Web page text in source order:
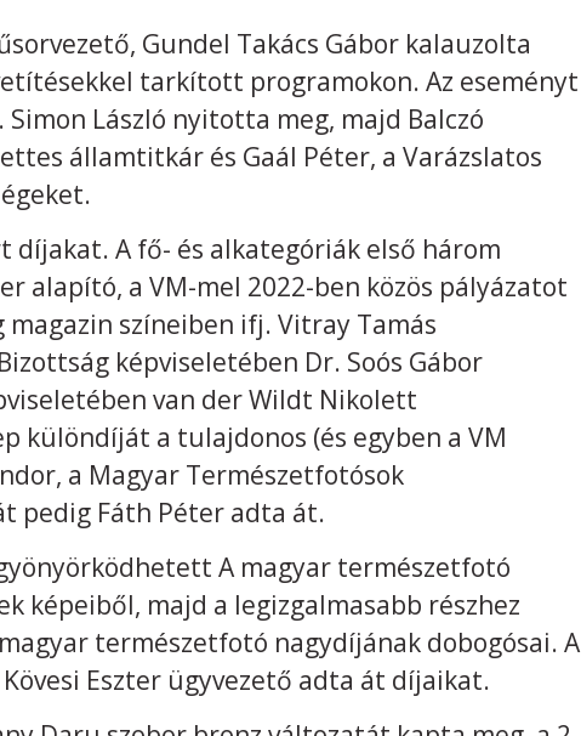
Gundel Takács Gábor kalauzolta
tarkított programokon. Az eseményt
László nyitotta meg, majd Balczó
államtitkár és Gaál Péter, a Varázslatos
díjakat. A fő- és alkategóriák első három
alapító, a VM-mel 2022-ben közös pályázatot
színeiben ifj. Vitray Tamás
képviseletében Dr. Soós Gábor
van der Wildt Nikolett
a tulajdonos (és egyben a VM
a Magyar Természetfotósok
pedig Fáth Péter adta át.
A magyar természetfotó
képeiből, majd a legizgalmasabb részhez
természetfotó nagydíjának dobogósai. A
Eszter ügyvezető adta át díjaikat.